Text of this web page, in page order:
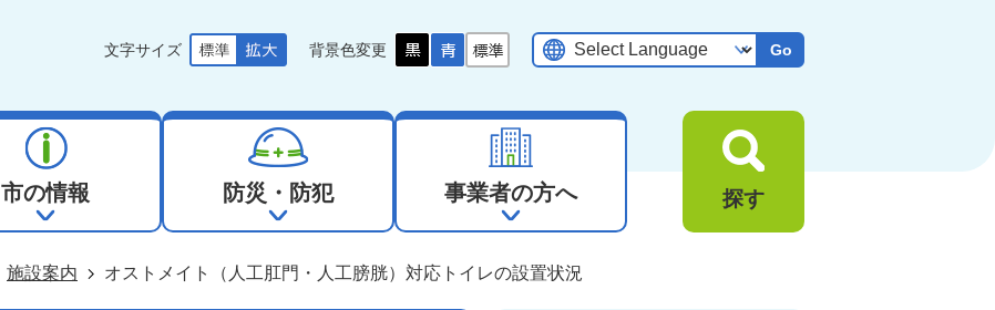
文字サイズ 背景色変更 Go
市の情報 防災・防犯 事業者の方へ 探す
施設案内 オストメイト（人工肛門・人工膀胱）対応トイレの設置状況